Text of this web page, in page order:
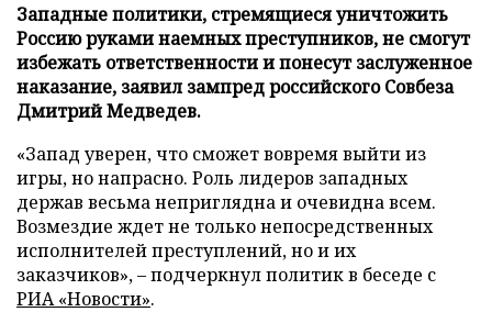
Западные политики, стремящиеся уничтожить
Россию руками наемных преступников, не смогут
избежать ответственности и понесут заслуженное
наказание, заявил зампред российского Совбеза
Дмитрий Медведев.
«Запад уверен, что сможет вовремя выйти из
игры, но напрасно. Роль лидеров западных
держав весьма неприглядна и очевидна всем.
Возмездие ждет не только непосредственных
исполнителей преступлений, но и их
заказчиков», – подчеркнул политик в беседе с
РИА «Новости».